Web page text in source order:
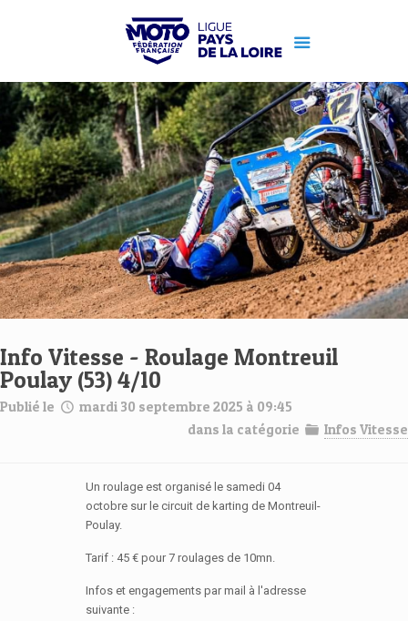
Info Vitesse - Roulage Montreuil
Poulay (53) 4/10
Publié le
mardi 30 septembre 2025 à 09:45
dans la catégorie
Infos Vitesse
Un roulage est organisé le samedi 04
octobre sur le circuit de karting de Montreuil-
Poulay.
Tarif : 45 € pour 7 roulages de 10mn.
Infos et engagements par mail à l'adresse
suivante :